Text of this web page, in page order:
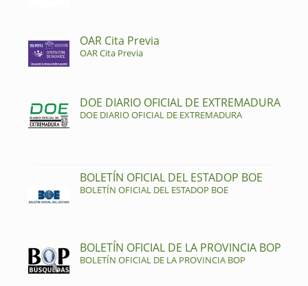
OAR Cita Previa
OAR Cita Previa
DOE DIARIO OFICIAL DE EXTREMADURA
DOE DIARIO OFICIAL DE EXTREMADURA
BOLETÍN OFICIAL DEL ESTADOP BOE
BOLETÍN OFICIAL DEL ESTADOP BOE
BOLETÍN OFICIAL DE LA PROVINCIA BOP
BOLETÍN OFICIAL DE LA PROVINCIA BOP